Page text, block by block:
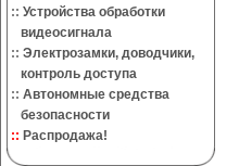
:: Устройства обработки
видеосигнала
:: Электрозамки, доводчики,
контроль доступа
:: Автономные средства
безопасности
:: Распродажа!